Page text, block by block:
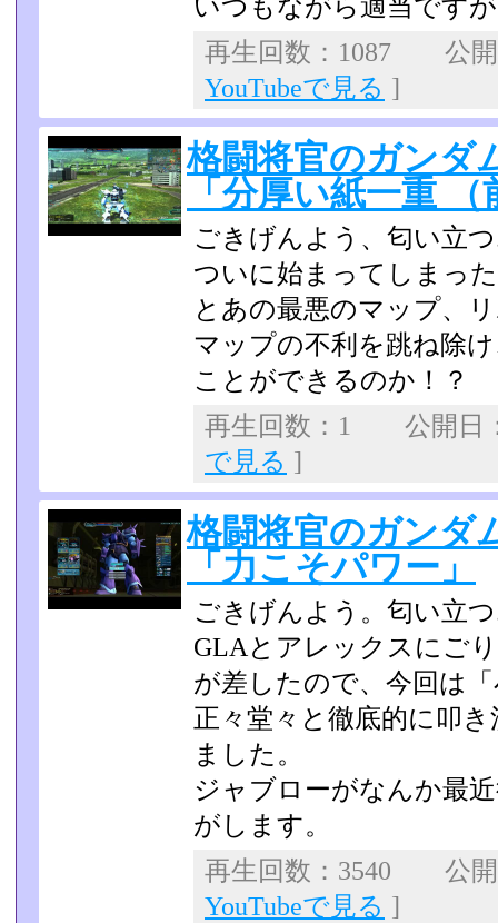
いつもながら適当です
再生回数：1087 公
YouTubeで見る ]
格闘将官のガンダ
「分厚い紙一重
ごきげんよう、匂い立
ついに始まってしまっ
とあの最悪のマップ、
マップの不利を跳ね除
ことができるのか！？
再生回数：1 公開
で見る ]
格闘将官のガンダ
「力こそパワー」
ごきげんよう。匂い立
GLAとアレックスにご
が差したので、今回は
正々堂々と徹底的に叩
ました。
ジャブローがなんか最
がします。
再生回数：3540 公
YouTubeで見る ]